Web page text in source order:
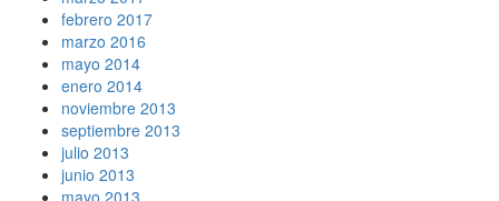
febrero 2017
marzo 2016
mayo 2014
enero 2014
noviembre 2013
septiembre 2013
julio 2013
junio 2013